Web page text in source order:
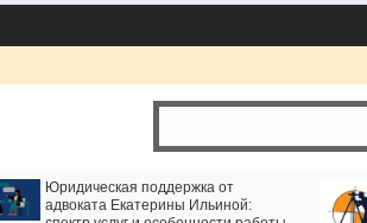
и комплексная перевозка грузов с
АВАС ГРУПП